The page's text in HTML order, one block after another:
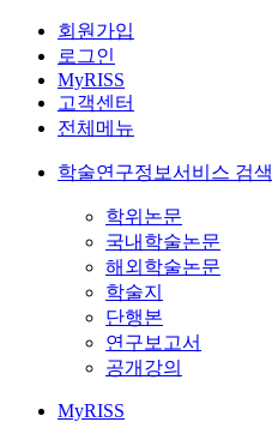
회원가입
로그인
MyRISS
고객센터
전체메뉴
학술연구정보서비스 검색
학위논문
국내학술논문
해외학술논문
학술지
단행본
연구보고서
공개강의
MyRISS